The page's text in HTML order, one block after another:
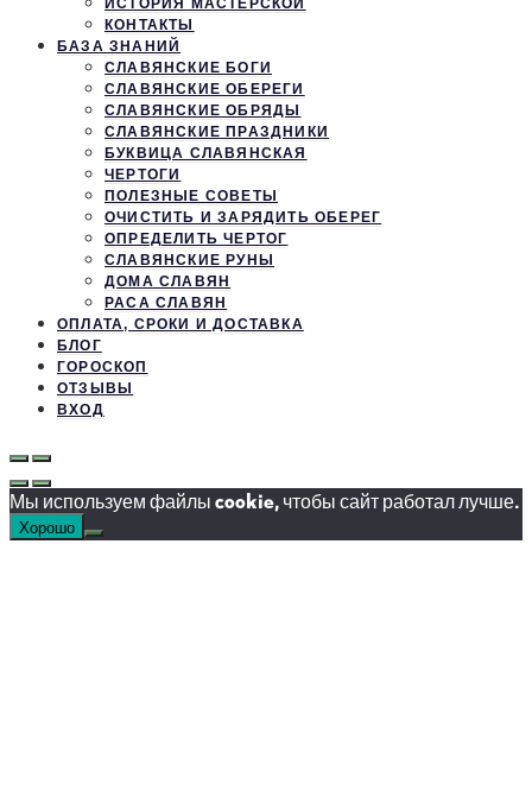
ИСТОРИЯ МАСТЕРСКОЙ
КОНТАКТЫ
БАЗА ЗНАНИЙ
СЛАВЯНСКИЕ БОГИ
СЛАВЯНСКИЕ ОБЕРЕГИ
СЛАВЯНСКИЕ ОБРЯДЫ
СЛАВЯНСКИЕ ПРАЗДНИКИ
БУКВИЦА СЛАВЯНСКАЯ
ЧЕРТОГИ
ПОЛЕЗНЫЕ СОВЕТЫ
ОЧИСТИТЬ И ЗАРЯДИТЬ ОБЕРЕГ
ОПРЕДЕЛИТЬ ЧЕРТОГ
СЛАВЯНСКИЕ РУНЫ
ДОМА СЛАВЯН
РАСА СЛАВЯН
ОПЛАТА, СРОКИ И ДОСТАВКА
БЛОГ
ГОРОСКОП
ОТЗЫВЫ
ВХОД
Мы используем файлы cookie, чтобы сайт работал лучше.
Хорошо